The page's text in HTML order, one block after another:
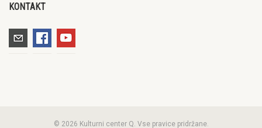
KONTAKT
© 2026 Kulturni center Q. Vse pravice pridržane.